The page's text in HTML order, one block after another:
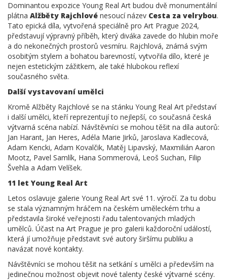
Dominantou expozice Young Real Art budou dvě monumentální
plátna Alžběty Rajchlové nesoucí název Cesta za velrybou.
Tato epická díla, vytvořená speciálně pro Art Prague 2024,
představují výpravný příběh, který diváka zavede do hlubin moře
a do nekonečných prostorů vesmíru. Rajchlová, známá svým
osobitým stylem a bohatou barevností, vytvořila dílo, které je
nejen estetickým zážitkem, ale také hlubokou reflexí
současného světa.
Další vystavovaní umělci
Kromě Alžběty Rajchlové se na stánku Young Real Art představí
i další umělci, kteří reprezentují to nejlepší, co současná česká
výtvarná scéna nabízí. Návštěvníci se mohou těšit na díla autorů:
Jan Harant, Jan Heres, Adéla Marie Jirků, Jaroslava Kadlecová,
Adam Kencki, Adam Kovalčik, Matěj Lipavský, Maxmilián Aaron
Mootz, Pavel Samlík, Hana Sommerová, Leoš Suchan, Filip
Švehla a Adam Velíšek.
11 let Young Real Art
Letos oslavuje galerie Young Real Art své 11. výročí. Za tu dobu
se stala významným hráčem na českém uměleckém trhu a
představila široké veřejnosti řadu talentovaných mladých
umělců. Účast na Art Prague je pro galerii každoroční událostí,
která jí umožňuje představit své autory širšímu publiku a
navázat nové kontakty.
Návštěvníci se mohou těšit na setkání s umělci a především na
jedinečnou možnost objevit nové talenty české výtvarné scény.